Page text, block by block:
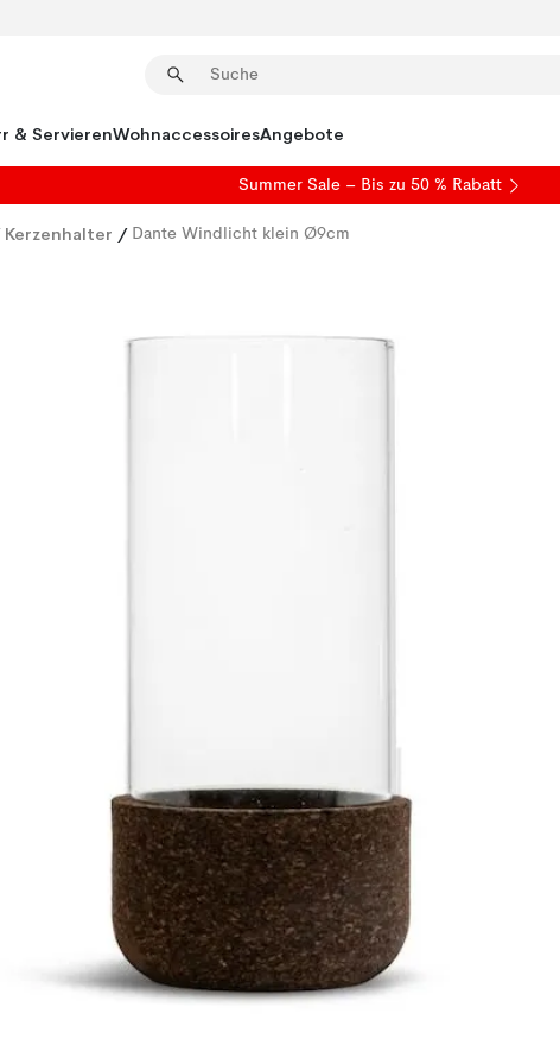
& ServierenWohnaccessoiresAngebote
Summer Sale – Bis zu 50 % Rabatt
Kerzenhalter / Dante Windlicht klein Ø9cm